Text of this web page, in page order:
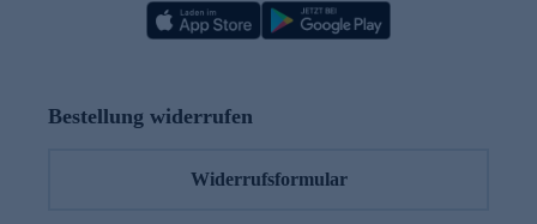
Bestellung widerrufen
Widerrufsformular